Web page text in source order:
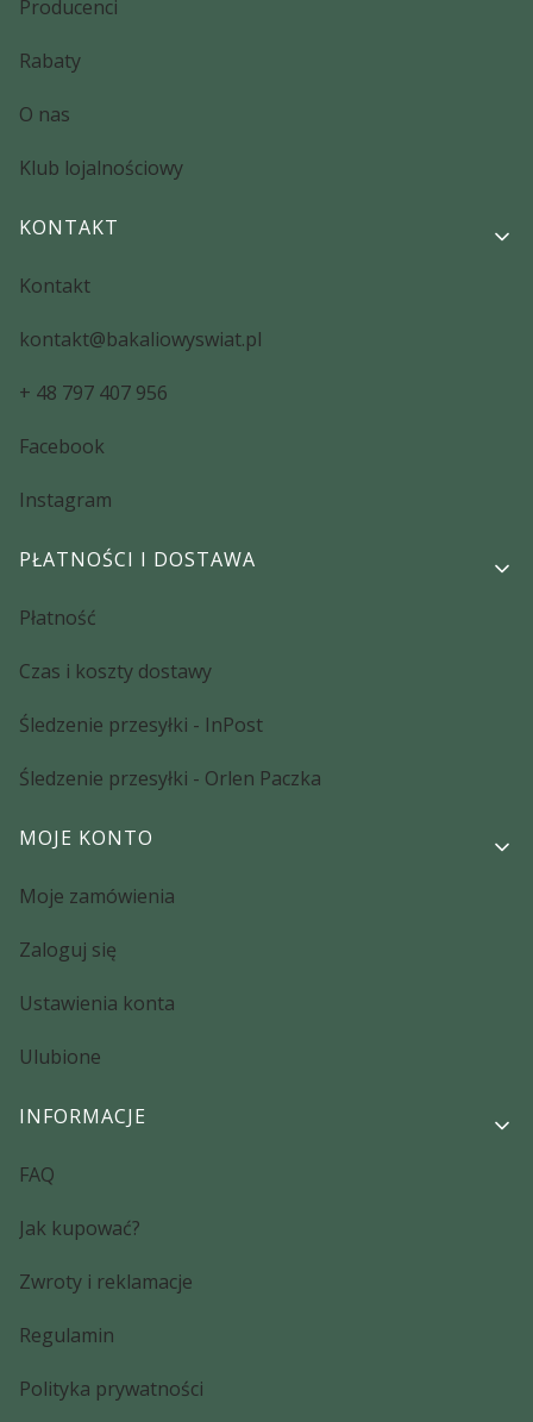
Producenci
Rabaty
O nas
Klub lojalnościowy
KONTAKT
Kontakt
kontakt@bakaliowyswiat.pl
+ 48 797 407 956
Facebook
Instagram
PŁATNOŚCI I DOSTAWA
Płatność
Czas i koszty dostawy
Śledzenie przesyłki - InPost
Śledzenie przesyłki - Orlen Paczka
MOJE KONTO
Moje zamówienia
Zaloguj się
Ustawienia konta
Ulubione
INFORMACJE
FAQ
Jak kupować?
Zwroty i reklamacje
Regulamin
Polityka prywatności